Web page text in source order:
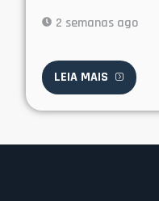
2 semanas ago
LEIA MAIS